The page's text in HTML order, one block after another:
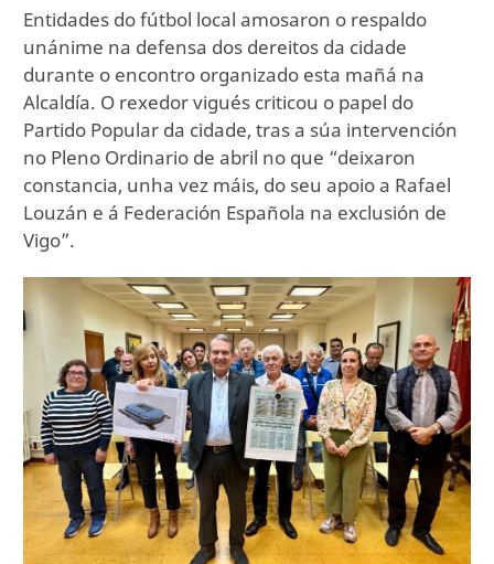
Entidades do fútbol local amosaron o respaldo
unánime na defensa dos dereitos da cidade
durante o encontro organizado esta mañá na
Alcaldía. O rexedor vigués criticou o papel do
Partido Popular da cidade, tras a súa intervención
no Pleno Ordinario de abril no que “deixaron
constancia, unha vez máis, do seu apoio a Rafael
Louzán e á Federación Española na exclusión de
Vigo”.